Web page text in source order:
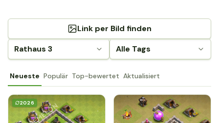
Rathaus 3 Alle Tags
Link per Bild finden
Neueste Populär Top-bewertet Aktualisiert
2026